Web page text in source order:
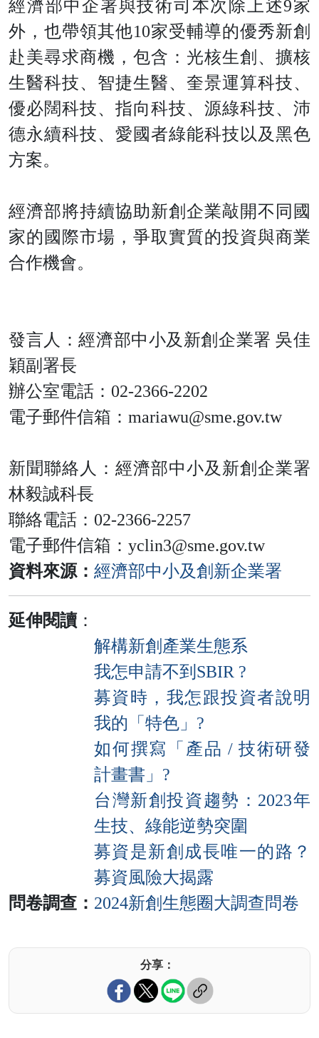
經濟部中企署與技術司本次除上述9家
外，也帶領其他10家受輔導的優秀新創
赴美尋求商機，包含：光核生創、擴核
生醫科技、智捷生醫、奎景運算科技、
優必闊科技、指向科技、源綠科技、沛
德永續科技、愛國者綠能科技以及黑色
方案。
經濟部將持續協助新創企業敲開不同國
家的國際市場，爭取實質的投資與商業
合作機會。
發言人：經濟部中小及新創企業署 吳佳
穎副署長
辦公室電話：02-2366-2202
電子郵件信箱：mariawu@sme.gov.tw
新聞聯絡人：經濟部中小及新創企業署
林毅誠科長
聯絡電話：02-2366-2257
電子郵件信箱：yclin3@sme.gov.tw
資料來源： 經濟部中小及創新企業署
延伸閱讀：
解構新創產業生態系
我怎申請不到SBIR ?
募資時，我怎跟投資者說明
我的「特色」?
如何撰寫「產品 / 技術研發
計畫書」?
台灣新創投資趨勢：2023年
生技、綠能逆勢突圍
募資是新創成長唯一的路？
募資風險大揭露
問卷調查： 2024新創生態圈大調查問卷
分享：